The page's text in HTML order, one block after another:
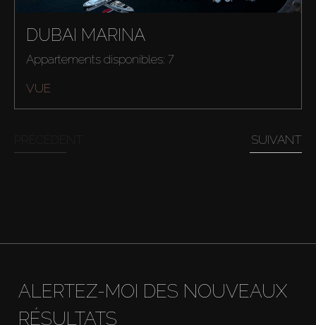
DUBAI MARINA
Appartements disponibles: 7
VUE
SUIVANT
ALERTEZ-MOI DES NOUVEAUX
RÉSULTATS